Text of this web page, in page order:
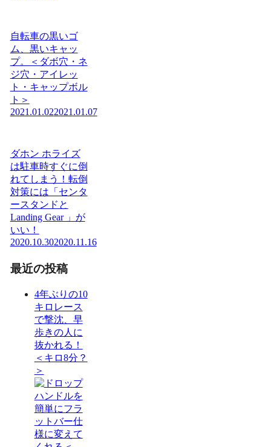
自転車の黒いゴ
ム、黒いキャッ
プ。＜ダボ穴・ネ
ジ穴・アイレッ
ト・キャップボル
ト＞
2021.01.022021.01.07
ダホン ホライズ
は駐車時すぐに倒
れてしまう！転倒
対策には「センタ
ースタンドと
Landing Gear 」が
いい！
2020.10.302020.11.16
最近の投稿
4年ぶりの10
キロレース
で撃沈、早
歩きの人に
抜かれる！
＜キロ8分？
＞